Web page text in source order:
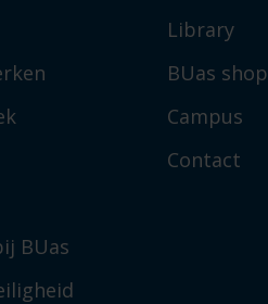
BUas
Library
BUas shop
Campus
Contact